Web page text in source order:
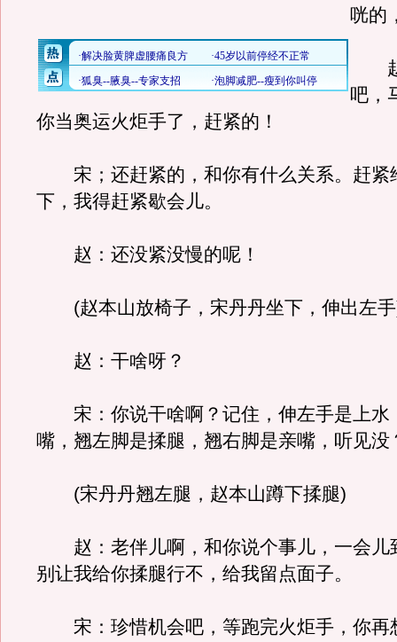
咣的
赵
吧，
你当奥运火炬手了，赶紧的！
宋；还赶紧的，和你有什么关系。赶紧
下，我得赶紧歇会儿。
赵：还没紧没慢的呢！
(赵本山放椅子，宋丹丹坐下，伸出左
赵：干啥呀？
宋：你说干啥啊？记住，伸左手是上水
嘴，翘左脚是揉腿，翘右脚是亲嘴，听见没
(宋丹丹翘左腿，赵本山蹲下揉腿)
赵：老伴儿啊，和你说个事儿，一会儿
别让我给你揉腿行不，给我留点面子。
宋：珍惜机会吧，等跑完火炬手，你再